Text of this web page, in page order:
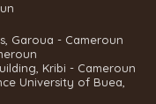
Garoua - Cameroun
Kribi - Cameroun
University of Buea,